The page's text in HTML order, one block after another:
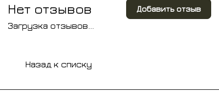
Загрузка отзывов...
Нет отзывов Добавить отзыв
Назад к списку